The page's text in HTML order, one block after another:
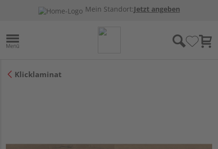
Mein Standort:Jetzt angeben
Klicklaminat